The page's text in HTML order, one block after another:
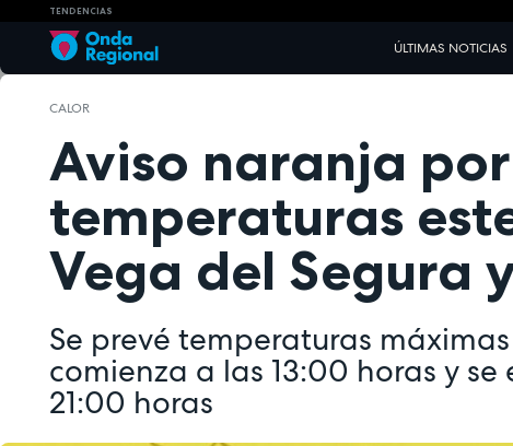
TENDENCIAS
ÚLTIMAS NOTICIAS
CALOR
Aviso naranja
temperaturas
Vega del Segura
Se prevé temperaturas
comienza a las 13:00 horas y
21:00 horas